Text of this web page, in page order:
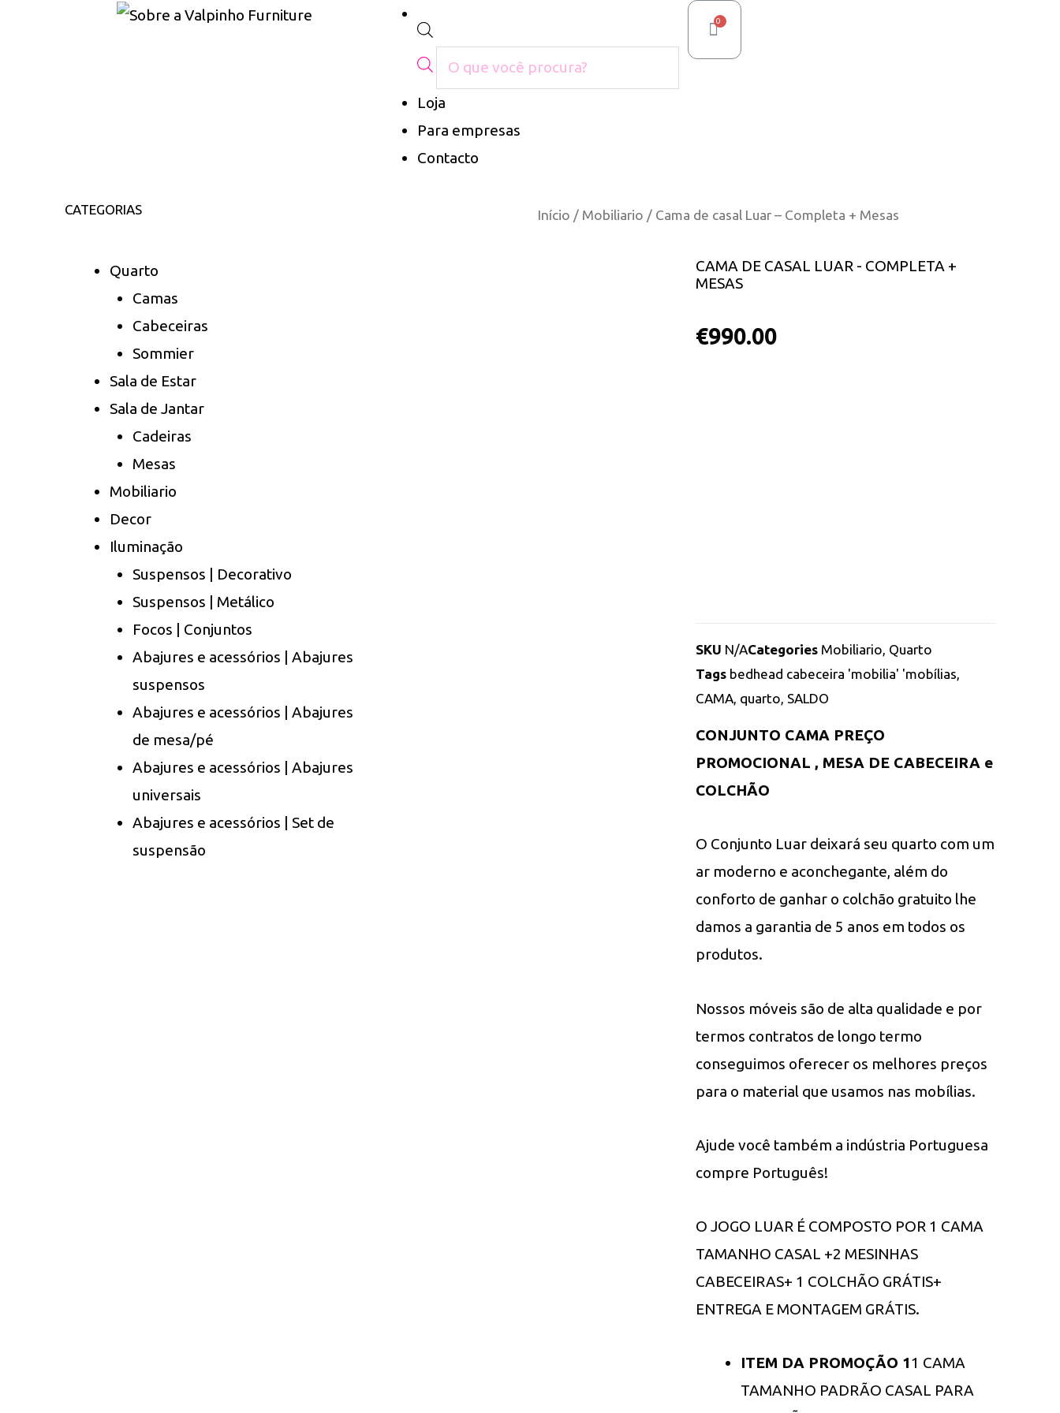
Loja
Para empresas
Contacto
CATEGORIAS Início / Mobiliario / Cama de casal Luar – Completa + Mesas
Quarto
Camas
Cabeceiras
Sommier
Sala de Estar
Sala de Jantar
Cadeiras
Mesas
Mobiliario
Decor
Iluminação
Suspensos | Decorativo
Suspensos | Metálico
Focos | Conjuntos
Abajures e acessórios | Abajures
suspensos
Abajures e acessórios | Abajures
de mesa/pé
Abajures e acessórios | Abajures
universais
Abajures e acessórios | Set de
suspensão
CAMA DE CASAL LUAR - COMPLETA +
MESAS
€990.00
SKU N/ACategories Mobiliario, Quarto
Tags bedhead cabeceira 'mobilia' 'mobílias,
CAMA, quarto, SALDO
CONJUNTO CAMA PREÇO
PROMOCIONAL , MESA DE CABECEIRA e
COLCHÃO
O Conjunto Luar deixará seu quarto com um
ar moderno e aconchegante, além do
conforto de ganhar o colchão gratuito lhe
damos a garantia de 5 anos em todos os
produtos.
Nossos móveis são de alta qualidade e por
termos contratos de longo termo
conseguimos oferecer os melhores preços
para o material que usamos nas mobílias.
Ajude você também a indústria Portuguesa
compre Português!
O JOGO LUAR É COMPOSTO POR 1 CAMA
TAMANHO CASAL +2 MESINHAS
CABECEIRAS+ 1 COLCHÃO GRÁTIS+
ENTREGA E MONTAGEM GRÁTIS.
ITEM DA PROMOÇÃO 11 CAMA
TAMANHO PADRÃO CASAL PARA